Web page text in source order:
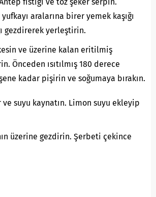
aralarına birer yemek kaşığı
gezdirerek yerleştirin.
ve üzerine kalan eritilmiş
Önceden ısıtılmış 180 derece
kadar pişirin ve soğumaya bırakın.
suyu kaynatın. Limon suyu ekleyip
üzerine gezdirin. Şerbeti çekince